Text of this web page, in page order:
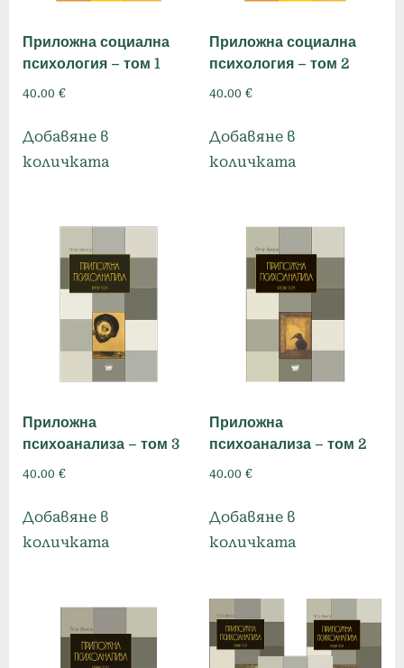
Приложна социална
психология – том 1
40.00 €
Добавяне в
количката
Приложна социална
психология – том 2
40.00 €
Добавяне в
количката
Приложна
психоанализа – том 3
40.00 €
Добавяне в
количката
Приложна
психоанализа – том 2
40.00 €
Добавяне в
количката